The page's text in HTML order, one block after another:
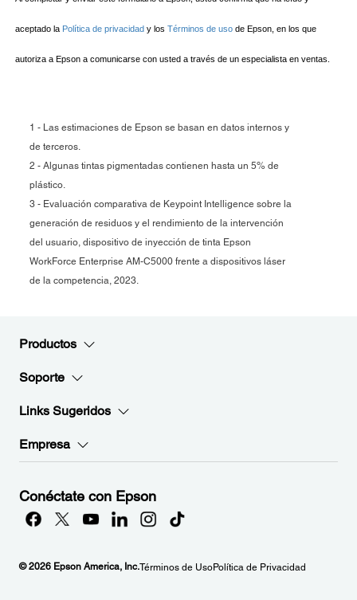
1 - Las estimaciones de Epson se basan en datos internos y
de terceros.
2 - Algunas tintas pigmentadas contienen hasta un 5% de
plástico.
3 - Evaluación comparativa de Keypoint Intelligence sobre la
generación de residuos y el rendimiento de la intervención
del usuario, dispositivo de inyección de tinta Epson
WorkForce Enterprise AM-C5000 frente a dispositivos láser
de la competencia, 2023.
Productos
Soporte
Links Sugeridos
Empresa
Conéctate con Epson
© 2026 Epson America, Inc.Términos de UsoPolítica de Privacidad